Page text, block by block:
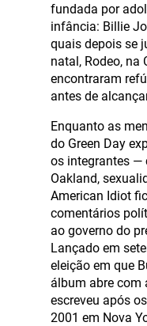
fundada por
infância: Billie
quais depois se
natal, Rodeo, na
encontraram
antes de
Enquanto as
do Green Day
os integrantes —
Oakland,
American Idiot
comentários
ao governo do
Lançado em
eleição em que
álbum abre com
escreveu após
2001 em Nova